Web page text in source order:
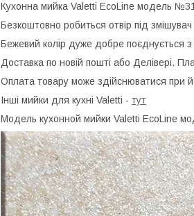
Кухонна мийка Valetti EcoLine модель №31
Безкоштовно робиться отвір під
Бежевий колір дуже добре поєднується з
Доставка по новій пошті або Делівері.
Оплата товару може здійснюватися при
Інші мийки для кухні Valetti - тут
Модель кухонной мийки Valetti EcoLine